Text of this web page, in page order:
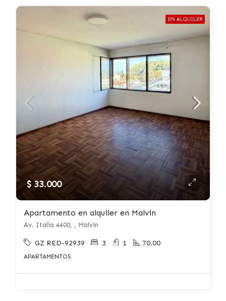
EN ALQUILER
$ 33.000
Apartamento en alquiler en Malvin
Av. Italia 4400, , Malvin
GZ RED-92939 3 1 70.00
APARTAMENTOS